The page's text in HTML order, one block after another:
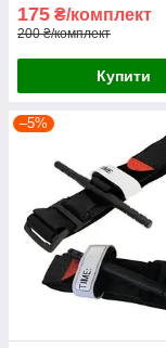
175 ₴/комплект
200 ₴/комплект
Купити
–5%